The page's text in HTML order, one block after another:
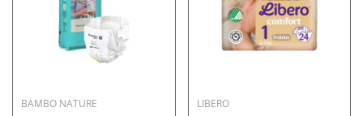
BAMBO NATURE LIBERO